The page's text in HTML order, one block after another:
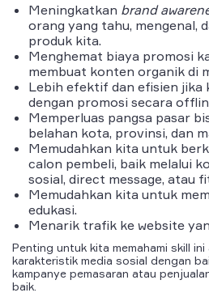
Meningkatkan brand
orang yang tahu, mengenal,
produk kita.
Menghemat biaya promosi
membuat konten organik di
Lebih efektif dan efisien jika
dengan promosi secara
Memperluas pangsa pasar
belahan kota, provinsi, dan
Memudahkan kita untuk
calon pembeli, baik melalui
sosial, direct message, atau
Memudahkan kita untuk
edukasi.
Menarik trafik ke website
Penting untuk kita memahami skill ini
karakteristik media sosial dengan
kampanye pemasaran atau
baik.